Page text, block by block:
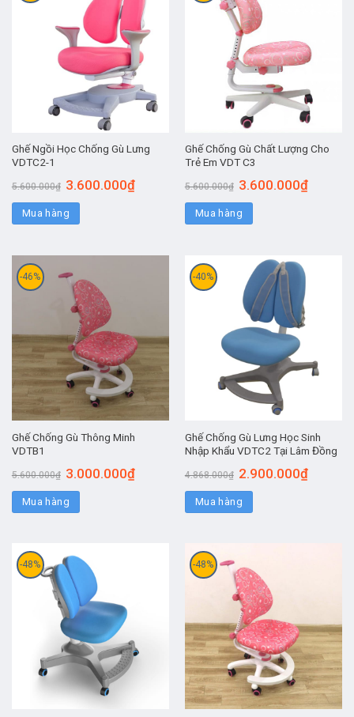
Ghế Ngồi Học Chống Gù Lưng
VDTC2-1
5.600.000₫ 3.600.000₫
Mua hàng
Ghế Chống Gù Chất Lượng Cho
Trẻ Em VDT C3
5.600.000₫ 3.600.000₫
Mua hàng
-46%
Ghế Chống Gù Thông Minh
VDTB1
5.600.000₫ 3.000.000₫
Mua hàng
-40%
Ghế Chống Gù Lưng Học Sinh
Nhập Khẩu VDTC2 Tại Lâm Đồng
4.868.000₫ 2.900.000₫
Mua hàng
-48% -48%